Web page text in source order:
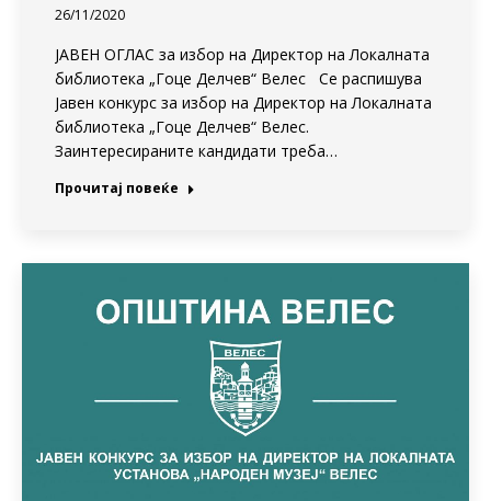
26/11/2020
ЈАВЕН ОГЛАС за избор на Директор на Локалната
библиотека „Гоце Делчев“ Велес Се распишува
Јавен конкурс за избор на Директор на Локалната
библиотека „Гоце Делчев“ Велес.
Заинтересираните кандидати треба…
Прочитај повеќе